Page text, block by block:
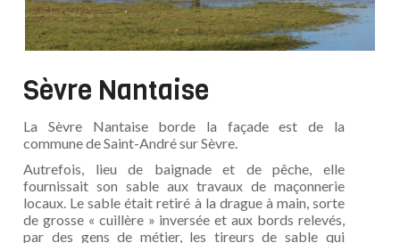
Sèvre Nantaise
La Sèvre Nantaise borde la façade est de la
commune de Saint-André sur Sèvre.
Autrefois, lieu de baignade et de pêche, elle
fournissait son sable aux travaux de maçonnerie
locaux. Le sable était retiré à la drague à main, sorte
de grosse « cuillère » inversée et aux bords relevés,
par des gens de métier, les tireurs de sable qui